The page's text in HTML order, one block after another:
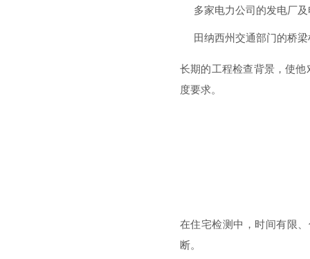
多家电力公司的发电厂
田纳西州交通部门的桥
长期的工程检查背景，使他
度要求。
在住宅检测中，时间有限
断。